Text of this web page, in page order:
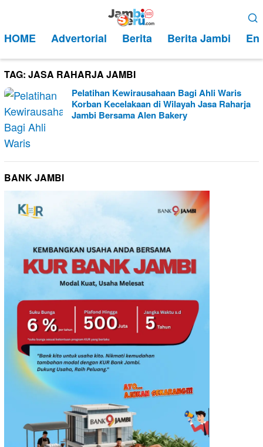
kontenMobile
HOME Advertorial Berita Berita Jambi
TAG: JASA RAHARJA JAMBI
Pelatihan Kewirausahaan Bagi Ahli Waris
Korban Kecelakaan di Wilayah Jasa Raharja
Jambi Bersama Alen Bakery
BANK JAMBI